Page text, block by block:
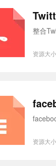
整合
资源大
资源大